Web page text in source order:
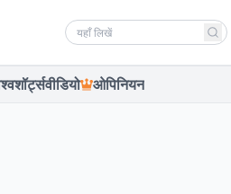
Search news
शॉर्ट्सवीडियो ओपिनियन